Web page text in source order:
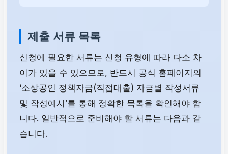
제출 서류 목록
신청에 필요한 서류는 신청 유형에 따라 다소 차
이가 있을 수 있으므로, 반드시 공식 홈페이지의
‘소상공인 정책자금(직접대출) 자금별 작성서류
및 작성예시’를 통해 정확한 목록을 확인해야 합
니다. 일반적으로 준비해야 할 서류는 다음과 같
습니다.